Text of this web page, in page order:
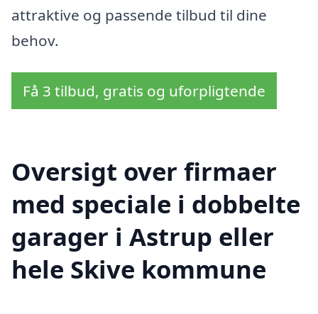
attraktive og passende tilbud til dine
behov.
Få 3 tilbud, gratis og uforpligtende
Oversigt over firmaer
med speciale i dobbelte
garager i Astrup eller
hele Skive kommune